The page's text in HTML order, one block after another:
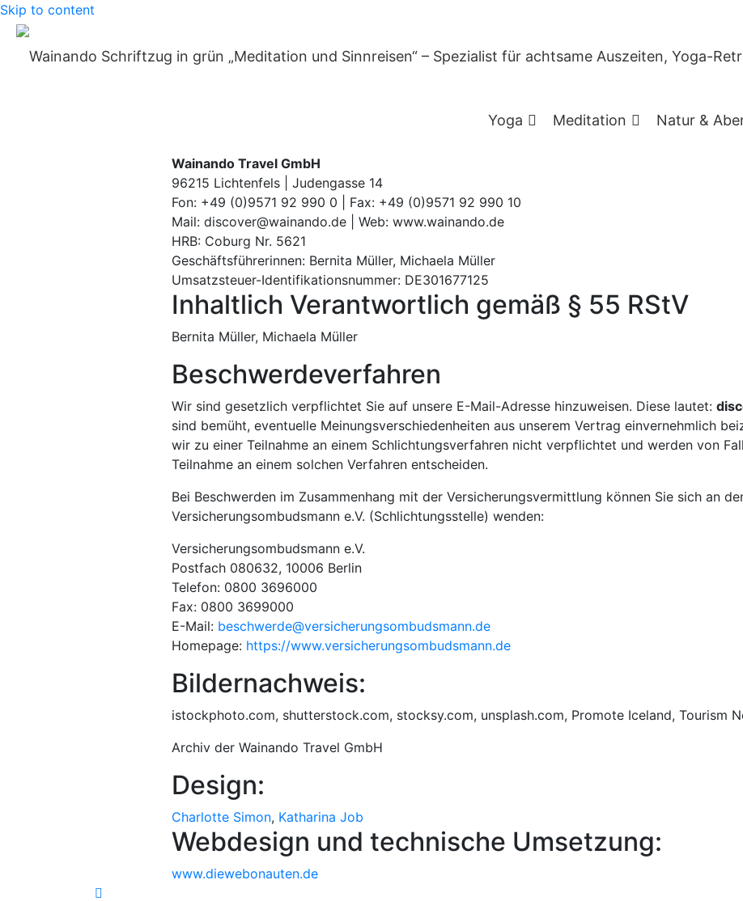
Skip to content
Yoga Meditation Natur &
Impressum
Wainando Travel GmbH
96215 Lichtenfels | Judengasse 14
Fon: +49 (0)9571 92 990 0 | Fax: +49 (0)9571 92 990 10
Mail: discover@wainando.de | Web: www.wainando.de
HRB: Coburg Nr. 5621
Geschäftsführerinnen: Bernita Müller, Michaela Müller
Umsatzsteuer-Identifikationsnummer: DE301677125
Inhaltlich Verantwortlich gemäß § 55 RStV
Bernita Müller, Michaela Müller
Beschwerdeverfahren
Wir sind gesetzlich verpflichtet Sie auf unsere E-Mail-Adresse hinzuweisen. Diese lautet:
sind bemüht, eventuelle Meinungsverschiedenheiten aus unserem Vertrag einvernehmlich
wir zu einer Teilnahme an einem Schlichtungsverfahren nicht verpflichtet und werden von
Teilnahme an einem solchen Verfahren entscheiden.
Bei Beschwerden im Zusammenhang mit der Versicherungsvermittlung können Sie sich an
Versicherungsombudsmann e.V. (Schlichtungsstelle) wenden:
Versicherungsombudsmann e.V.
Postfach 080632, 10006 Berlin
Telefon: 0800 3696000
Fax: 0800 3699000
E-Mail: beschwerde@versicherungsombudsmann.de
Homepage: https://www.versicherungsombudsmann.de
Bildernachweis:
istockphoto.com, shutterstock.com, stocksy.com, unsplash.com, Promote Iceland, Tourism
Archiv der Wainando Travel GmbH
Design:
Charlotte Simon, Katharina Job
Webdesign und technische Umsetzung:
www.diewebonauten.de